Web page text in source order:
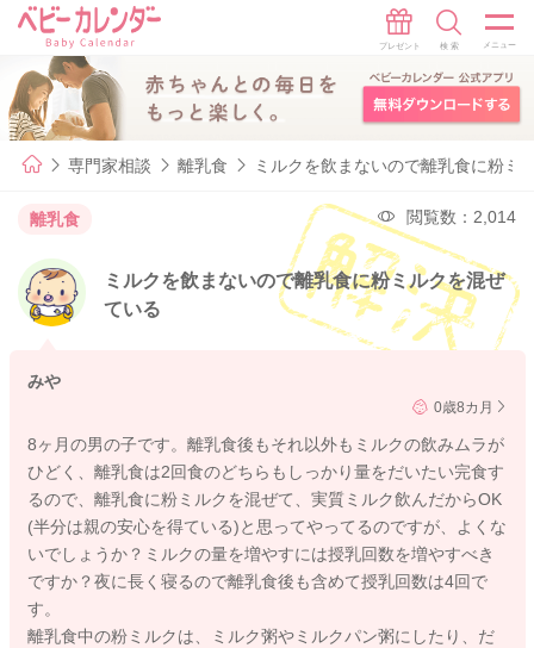
専門家相談 離乳食 ミルクを飲まないので離乳食に粉ミ
離乳食 閲覧数：2,014
ミルクを飲まないので離乳食に粉ミルクを混ぜ
ている
みや
0歳8カ月
8ヶ月の男の子です。離乳食後もそれ以外もミルクの飲みムラが
ひどく、離乳食は2回食のどちらもしっかり量をだいたい完食す
るので、離乳食に粉ミルクを混ぜて、実質ミルク飲んだからOK
(半分は親の安心を得ている)と思ってやってるのですが、よくな
いでしょうか？ミルクの量を増やすには授乳回数を増やすべき
ですか？夜に長く寝るので離乳食後も含めて授乳回数は4回で
す。
離乳食中の粉ミルクは、ミルク粥やミルクパン粥にしたり、だ